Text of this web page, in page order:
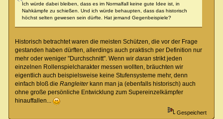
Ich würde dabei bleiben, dass es im Normalfall keine gute Idee ist, in
Nahkämpfe zu schießen. Und ich würde behaupten, dass das historisch
höchst selten gewesen sein dürfte. Hat jemand Gegenbeispiele?
Historisch betrachtet waren die meisten Schützen, die vor der Frage
gestanden haben dürften, allerdings auch praktisch per Definition nur
mehr oder weniger "Durchschnitt". Wenn wir daran strikt jeden
einzelnen Rollenspielcharakter messen wollten, bräuchten wir
eigentlich auch beispielsweise keine Stufensysteme mehr, denn
einfach bloß die Rangleiterkann man ja (ebenfalls historisch) auch
ohne große persönliche Entwicklung zum Supereinzelkämpfer
hinauffallen...
Gespeichert